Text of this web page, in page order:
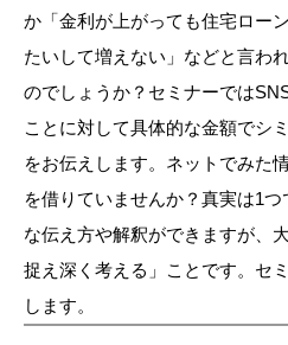
か「金利が上がっても住宅ロー
たいして増えない」などと言わ
のでしょうか？セミナーでは
ことに対して具体的な金額でシ
をお伝えします。ネットでみた
を借りていませんか？真実は1
な伝え方や解釈ができますが、
捉え深く考える」ことです。セ
します。